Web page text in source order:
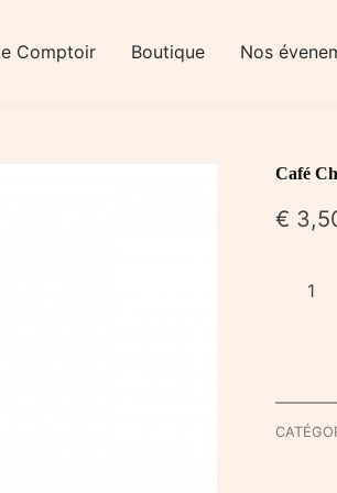
Comptoir Boutique Nos
Café
€
quantité
Sur